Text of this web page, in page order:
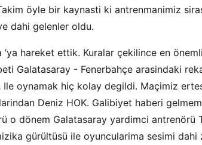
öyle bir kaynasti ki antrenmanimiz
dahi gelenler oldu.
hareket ettik. Kuralar çekilince en
Galatasaray - Fenerbahçe arasindaki
Ile oynamak hiç kolay degildi. Maçimiz
Deniz HOK. Galibiyet haberi
o dönem Galatasaray yardimci
gürültüsü ile oyuncularima sesimi